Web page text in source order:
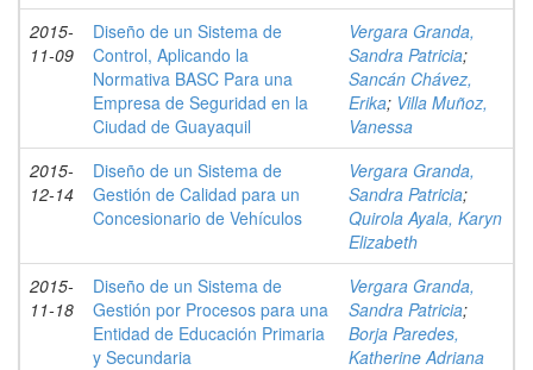
2015-
11-09
Diseño de un Sistema de
Control, Aplicando la
Normativa BASC Para una
Empresa de Seguridad en la
Ciudad de Guayaquil
Vergara Granda,
Sandra Patricia;
Sancán Chávez,
Erika; Villa Muñoz,
Vanessa
2015-
12-14
Diseño de un Sistema de
Gestión de Calidad para un
Concesionario de Vehículos
Vergara Granda,
Sandra Patricia;
Quirola Ayala, Karyn
Elizabeth
2015-
11-18
Diseño de un Sistema de
Gestión por Procesos para una
Entidad de Educación Primaria
y Secundaria
Vergara Granda,
Sandra Patricia;
Borja Paredes,
Katherine Adriana